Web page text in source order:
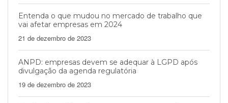
Entenda o que mudou no mercado de trabalho que
vai afetar empresas em 2024
21 de dezembro de 2023
ANPD: empresas devem se adequar à LGPD após
divulgação da agenda regulatória
19 de dezembro de 2023